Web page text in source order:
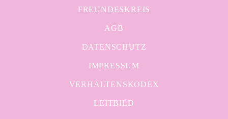
FREUNDESKREIS
AGB
DATENSCHUTZ
IMPRESSUM
VERHALTENSKODEX
LEITBILD